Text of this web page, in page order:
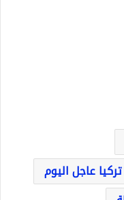
تركيا عاجل اليوم